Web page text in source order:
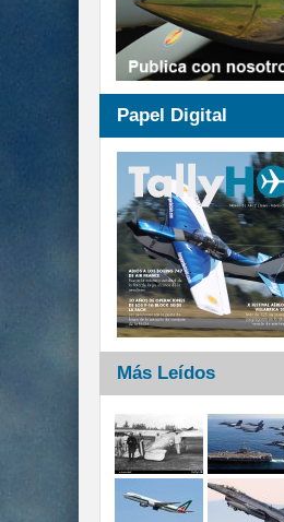
Papel Digital
Más Leídos